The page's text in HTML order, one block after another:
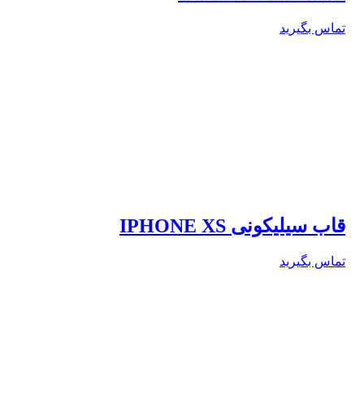
تماس بگیرید
قاب سیلیکونی IPHONE XS
تماس بگیرید